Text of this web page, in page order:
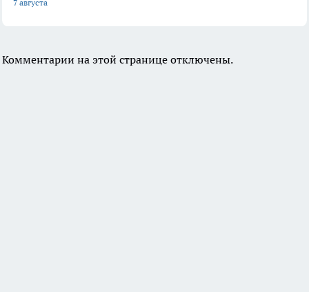
7 августа
Комментарии на этой странице отключены.